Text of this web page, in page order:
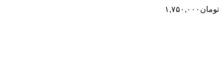
تومان ۱,۷۵۰,۰۰۰